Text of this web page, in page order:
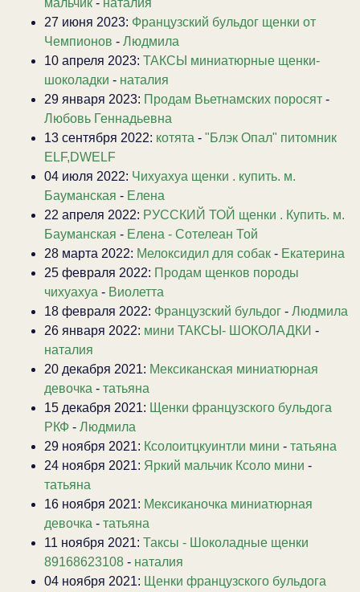
27 июня 2023: Французский бульдог щенки от
Чемпионов - Людмила
10 апреля 2023: ТАКСЫ миниатюрные щенки-
шоколадки - наталия
29 января 2023: Продам Вьетнамских поросят -
Любовь Геннадьевна
13 сентября 2022: котята - "Блэк Опал" питомник
ELF,DWELF
04 июля 2022: Чихуахуа щенки . купить. м.
Бауманская - Елена
22 апреля 2022: РУССКИЙ ТОЙ щенки . Купить. м.
Бауманская - Елена - Сотелеан Той
28 марта 2022: Мелоксидил для собак - Екатерина
25 февраля 2022: Продам щенков породы
чихуахуа - Виолетта
18 февраля 2022: Французский бульдог - Людмила
26 января 2022: мини ТАКСЫ- ШОКОЛАДКИ -
наталия
20 декабря 2021: Мексиканская миниатюрная
девочка - татьяна
15 декабря 2021: Щенки французского бульдога
РКФ - Людмила
29 ноября 2021: Ксолоитцкуинтли мини - татьяна
24 ноября 2021: Яркий мальчик Ксоло мини -
татьяна
16 ноября 2021: Мексиканочка миниатюрная
девочка - татьяна
11 ноября 2021: Таксы - Шоколадные щенки
89168623108 - наталия
04 ноября 2021: Щенки французского бульдога